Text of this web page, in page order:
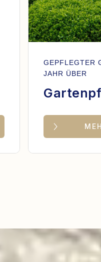
GEPFLEGTER
JAHR ÜBER